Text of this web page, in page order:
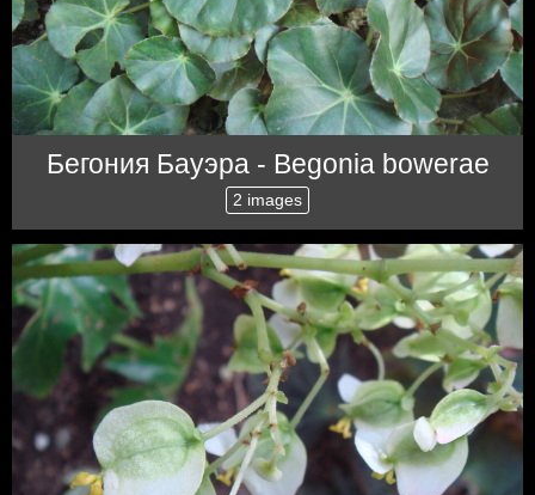
Бегония Бауэра - Begonia bowerae
2 images